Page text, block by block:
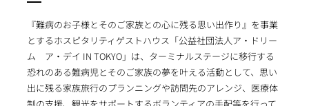
『難病のお子様とそのご家族との心に残る思い出作り』を事業
とするホスピタリティゲストハウス「公益社団法人ア・ドリー
ム ア・デイ IN TOKYO」は、ターミナルステージに移行する
恐れのある難病児とそのご家族の夢を叶える活動として、思い
出に残る家族旅行のプランニングや訪問先のアレンジ、医療体